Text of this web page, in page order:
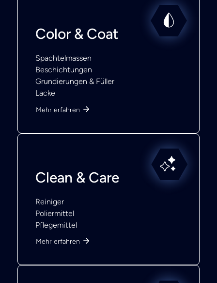
Color & Coat
Spachtelmassen
Beschichtungen
Grundierungen & Füller
Lacke
Mehr erfahren
Clean & Care
Reiniger
Poliermittel
Pflegemittel
Mehr erfahren